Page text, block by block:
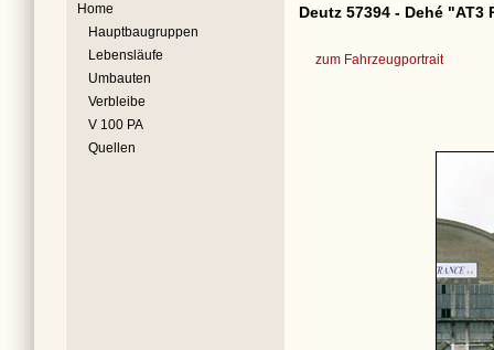
Home
Hauptbaugruppen
Lebensläufe
Umbauten
Verbleibe
V 100 PA
Quellen
Deutz 57394 - Dehé "AT3
zum Fahrzeugportrait